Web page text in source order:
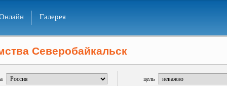
Галерея
Северобайкальск
цель